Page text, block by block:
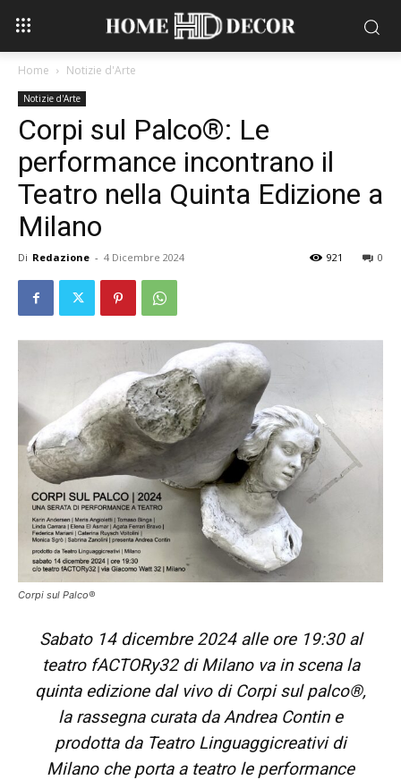
Home Notizie d'Arte
Notizie d'Arte
Corpi sul Palco®: Le
performance incontrano il
Teatro nella Quinta Edizione a
Milano
Di Redazione - 4 Dicembre 2024 0
921
Corpi sul Palco®
Sabato 14 dicembre 2024 alle ore 19:30 al
teatro fACTORy32 di Milano va in scena la
quinta edizione dal vivo di Corpi sul palco®,
la rassegna curata da Andrea Contin e
prodotta da Teatro Linguaggicreativi di
Milano che porta a teatro le performance